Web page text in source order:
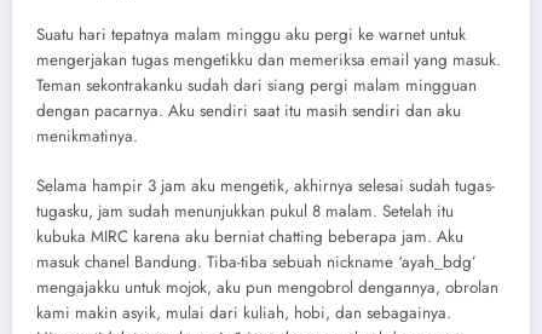
Suatu hari tepatnya malam minggu aku pergi ke warnet untuk
mengerjakan tugas mengetikku dan memeriksa email yang masuk.
Teman sekontrakanku sudah dari siang pergi malam mingguan
dengan pacarnya. Aku sendiri saat itu masih sendiri dan aku
menikmatinya.
Selama hampir 3 jam aku mengetik, akhirnya selesai sudah tugas-
tugasku, jam sudah menunjukkan pukul 8 malam. Setelah itu
kubuka MIRC karena aku berniat chatting beberapa jam. Aku
masuk chanel Bandung. Tiba-tiba sebuah nickname ‘ayah_bdg’
mengajakku untuk mojok, aku pun mengobrol dengannya, obrolan
kami makin asyik, mulai dari kuliah, hobi, dan sebagainya.